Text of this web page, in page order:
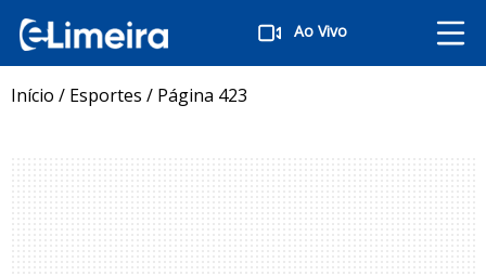
Ao Vivo
Início / Esportes / Página 423